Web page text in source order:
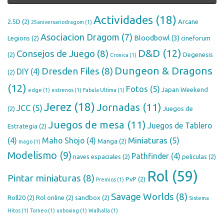
2.5D (2) 25aniversariodragom (1) Actividades (18) Arcane
Legions (2) Asociacion Dragom (7) Bloodbowl (3) cineforum
(2) Consejos de Juego (8) Cronica (1) D&D (12) Degenesis
(2) DIY(4) Dresden Files (8) Dungeon & Dragons
(12) edge (1) estrenos (1) Fabula Ultima (1) Fotos (5) Japan Weekend
(2) JCC (5) Jerez (18)Jornadas (11) Juegos de
Estrategia (2) Juegos de mesa (11) Juegos de Tablero
(4) mago (1) Maho Shojo (4) Manga (2) Miniaturas (5)
Modelismo (9) naves espaciales (2) Pathfinder (4) peliculas (2)
Pintar miniaturas (8) Premios (1) PvP (2) Rol (59)
Roll20 (2) Rol online (2) sandbox (2) Savage Worlds (8) Sistema
Hitos (1) Torneo (1) unboxing (1) Walhalla (1)